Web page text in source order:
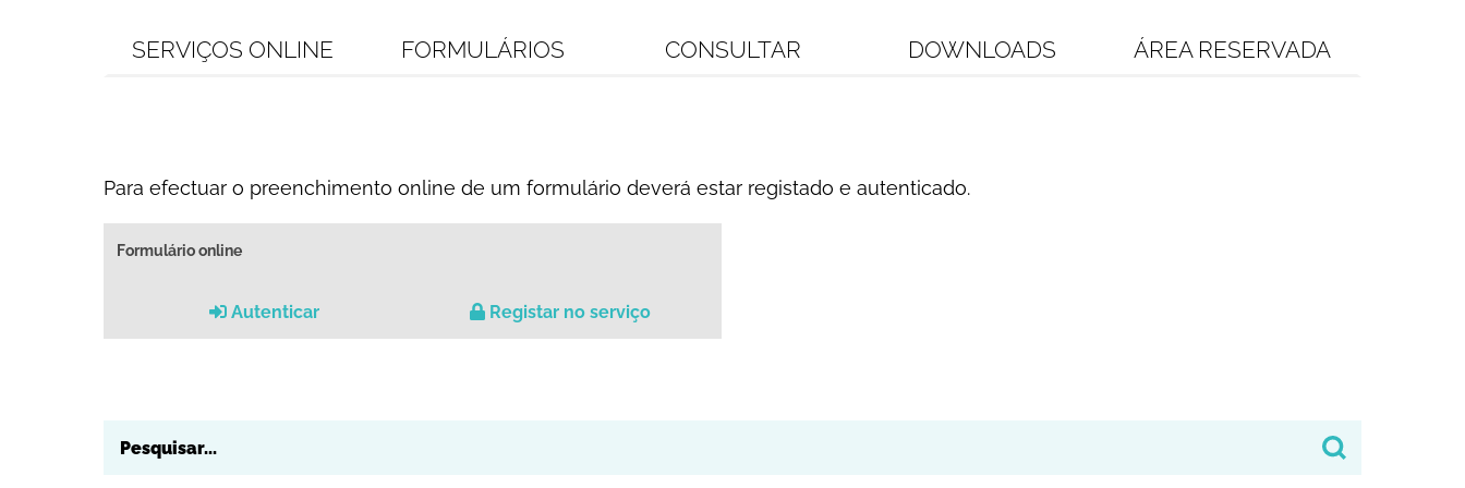
SERVIÇOS ONLINE FORMULÁRIOS CONSULTAR DOWNLOADS ÁREA RESERVADA
Para efectuar o preenchimento online de um formulário deverá estar registado e autenticado.
Formulário online
Autenticar Registar no serviço